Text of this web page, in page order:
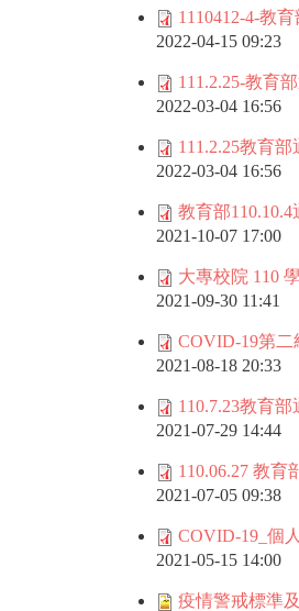
1110412-4-教
2022-04-15 09:23
111.2.25-教育
2022-03-04 16:56
111.2.25教育
2022-03-04 16:56
教育部
2021-10-07 17:00
大專校院 110
2021-09-30 11:41
COVID-19第
2021-08-18 20:33
110.7.23教育
2021-07-29 14:44
110.06.27 教
2021-07-05 09:38
COVID-19_個
2021-05-15 14:00
疫情警戒標準